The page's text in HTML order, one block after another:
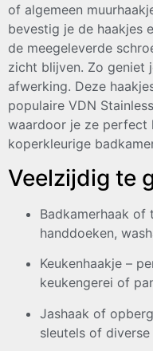
of algemeen
bevestig je de haakjes
de meegeleverde
zicht blijven. Zo geniet
afwerking. Deze
populaire VDN
waardoor je ze perfect
koperkleurige
Veelzijdig te
Badkamerhaak of
handdoeken,
Keukenhaakje –
keukengerei of
Jashaak of
sleutels of